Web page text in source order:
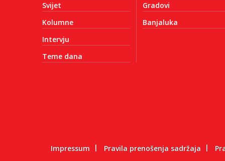
Svijet
Kolumne
Intervju
Teme dana
Gradovi
Banjaluka
Impressum Pravila prenošenja sadržaja